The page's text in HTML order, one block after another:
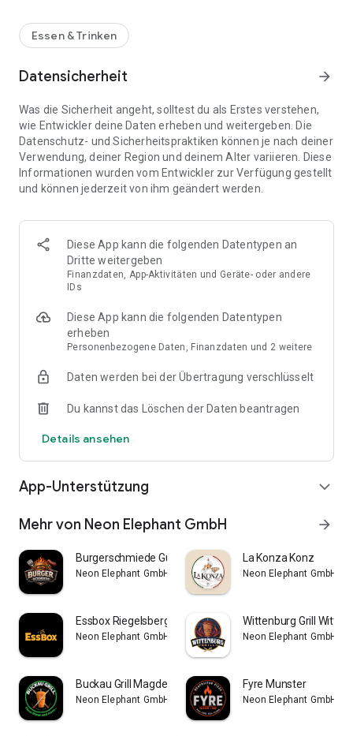
Essen & Trinken
Datensicherheit arrow_forward
Was die Sicherheit angeht, solltest du als Erstes verstehen,
wie Entwickler deine Daten erheben und weitergeben. Die
Datenschutz- und Sicherheitspraktiken können je nach deiner
Verwendung, deiner Region und deinem Alter variieren. Diese
Informationen wurden vom Entwickler zur Verfügung gestellt
und können jederzeit von ihm geändert werden.
Diese App kann die folgenden Datentypen an
Dritte weitergeben
Finanzdaten, App-Aktivitäten und Geräte- oder andere
IDs
Diese App kann die folgenden Datentypen
erheben
Personenbezogene Daten, Finanzdaten und 2 weitere
Daten werden bei der Übertragung verschlüsselt
Du kannst das Löschen der Daten beantragen
Details ansehen
App-Unterstützung expand_more
Mehr von Neon Elephant GmbH arrow_forward
Burgerschmiede Gütersloh
Neon Elephant GmbH
La Konza Konz
Neon Elephant GmbH
Essbox Riegelsberg
Neon Elephant GmbH
Wittenburg Grill
Neon Elephant GmbH
Buckau Grill Magdeburg-Buckau
Neon Elephant GmbH
Fyre Munster
Neon Elephant GmbH